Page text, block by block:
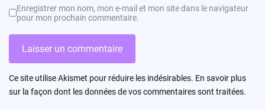
Enregistrer mon nom, mon e-mail et mon site dans le navigateur
pour mon prochain commentaire.
Ce site utilise Akismet pour réduire les indésirables. En savoir plus
sur la façon dont les données de vos commentaires sont traitées.